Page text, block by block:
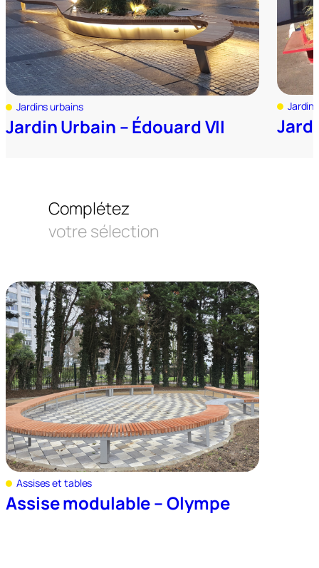
Jardins urbains
Jardin Urbain – Édouard VII
Complétez
votre sélection
Assises et tables
Assise modulable – Olympe